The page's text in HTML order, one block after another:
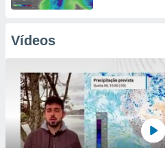
Vídeos